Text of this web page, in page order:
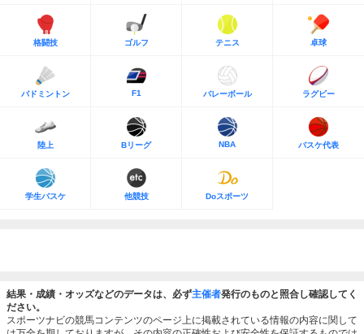
格闘技 ゴルフ テニス 卓球
バドミントン F1 バレーボール ラグビー
陸上 Bリーグ NBA バスケ代表
学生バスケ 他競技 Doスポーツ
結果・成績・オッズなどのデータは、必ず主催者発行のものと照合し確認してく
ださい。
スポーツナビの競馬コンテンツのページ上に掲載されている情報の内容に関して